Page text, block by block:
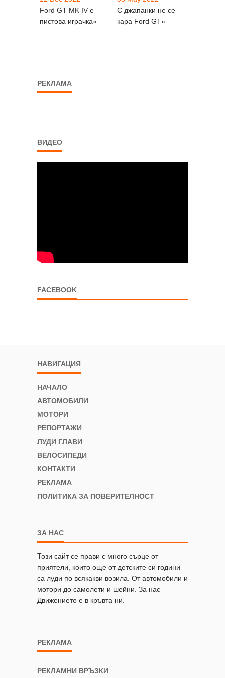
Ford GT MK IV e
пистова играчка»
С джапанки не се
кара Ford GT»
РЕКЛАМА
ВИДЕО
FACEBOOK
НАВИГАЦИЯ
НАЧАЛО
АВТОМОБИЛИ
МОТОРИ
РЕПОРТАЖИ
ЛУДИ ГЛАВИ
ВЕЛОСИПЕДИ
КОНТАКТИ
РЕКЛАМА
ПОЛИТИКА ЗА ПОВЕРИТЕЛНОСТ
ЗА НАС
Този сайт се прави с много сърце от
приятели, които още от детските си години
са луди по всякакви возила. От автомобили и
мотори до самолети и шейни. За нас
Движението е в кръвта ни.
РЕКЛАМА
РЕКЛАМНИ ВРЪЗКИ